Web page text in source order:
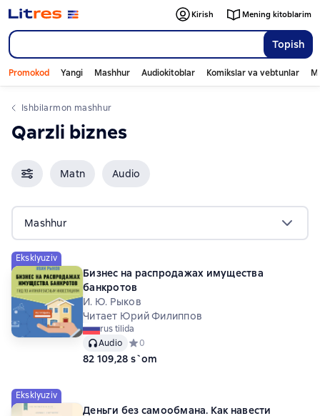
Topish
Kirish Mening kitoblarim
Promokod Yangi Mashhur Audiokitoblar Komikslar va vebtunlar
ishbilarmon mashhur
qarzli biznes
Matn Audio
Mashhur
Eksklyuziv
Бизнес на распродажах имущества
банкротов
И. Ю. Рыков
Читает Юрий Филиппов
rus tilida
Audio
Средний рейтинг 0 на основе 0 оценок
0
82 109,28 s`om
Eksklyuziv
Деньги без самообмана. Как навести